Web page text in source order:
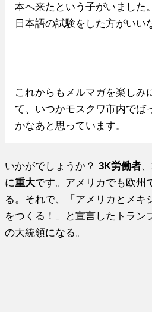
本へ来たという子がいました
日本語の試験をした方がいい
これからもメルマガを楽しみ
て、いつかモスクワ市内でば
かなあと思っています。
いかがでしょうか？3K労働者、
に重大です。アメリカでも欧州
る。それで、「アメリカとメキ
をつくる！」と宣言したトラン
の大統領になる。